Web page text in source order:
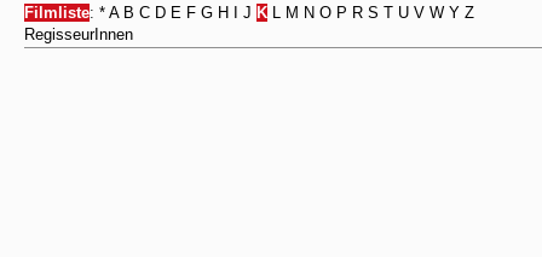
Filmliste: * A B C D E F G H J K L M N O P R S T U V W Y Z
RegisseurInnen